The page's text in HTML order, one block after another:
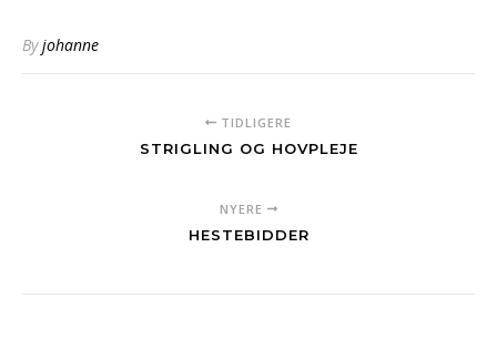
Byjohanne
TIDLIGERE
STRIGLING OG HOVPLEJE
NYERE
HESTEBIDDER